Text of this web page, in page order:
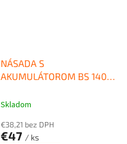
NÁSADA S
AKUMULÁTOROM BS 140
GARTEN
Skladom
€38,21 bez DPH
€47 / ks